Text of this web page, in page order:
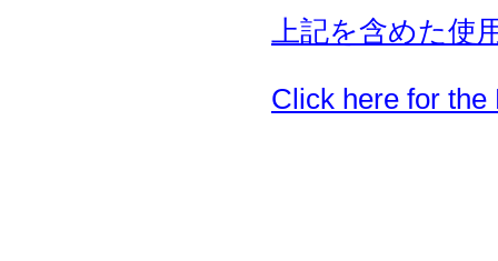
上記を含めた使
Click here for the